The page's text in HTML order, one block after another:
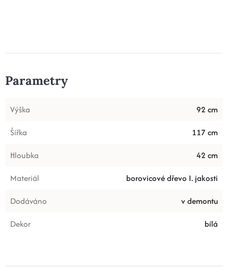
Parametry
Výška
92 cm
Šířka
117 cm
Hloubka
42 cm
Materiál
borovicové dřevo I. jakosti
Dodáváno
v demontu
Dekor
bílá